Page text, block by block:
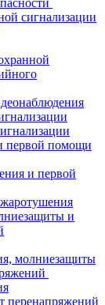
сигнализации
первой помощи
и первой
и
молниезащиты
перенапряжений